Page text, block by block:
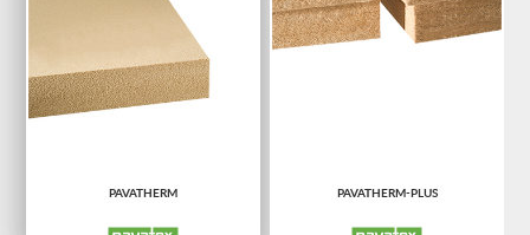
PAVATHERM PAVATHERM-PLUS